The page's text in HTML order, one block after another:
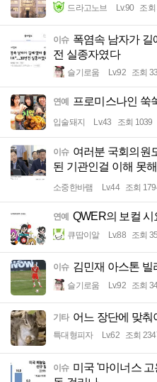
드라고노브 Lv.90 조
이슈 폭염속 남자가
전 실종자였다
슬기로움 Lv.92 조회
연예 프로미스나인 쑥
입술돼지 Lv.43 조회 1039
이슈 여러분 국회의원
된 기관인걸 이해 못
소중한바램 Lv.44 조회
연예 QWER의 보컬
큐땁이알 Lv.88 조회
이슈 김민재 아스톤 빌
슬기로움 Lv.92 조회
기타 어느 장단에 맞춰
특대형피자 Lv.62 조회
이슈 미국 '마이너스